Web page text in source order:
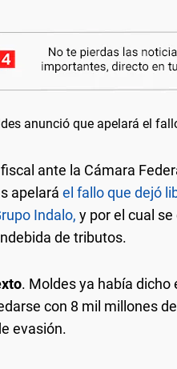
fiscal ante la Cámara
apelará el fallo que dejó
Indalo, y por el cual
de tributos.
. Moldes ya había dicho
con 8 mil millones
evasión.